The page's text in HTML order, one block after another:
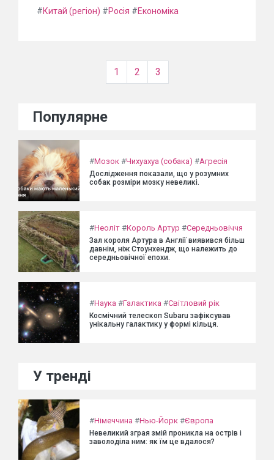
#Китай (регіон) #Росія #Економіка
1 2 3
Популярне
#Мозок #Чихуахуа (собака) #Агресія
Дослідження показали, що у розумних
собак розміри мозку невеликі.
#Неоліт #Король Артур #Середньовіччя
Зал короля Артура в Англії виявився більш
давнім, ніж Стоунхендж, що належить до
середньовічної епохи.
#Наука #Галактика #Світловий рік
Космічний телескоп Subaru зафіксував
унікальну галактику у формі кільця.
У тренді
#Німеччина #Нью-Йорк #Європа
Невеликий зграя змій проникла на острів і
заволоділа ним: як їм це вдалося?